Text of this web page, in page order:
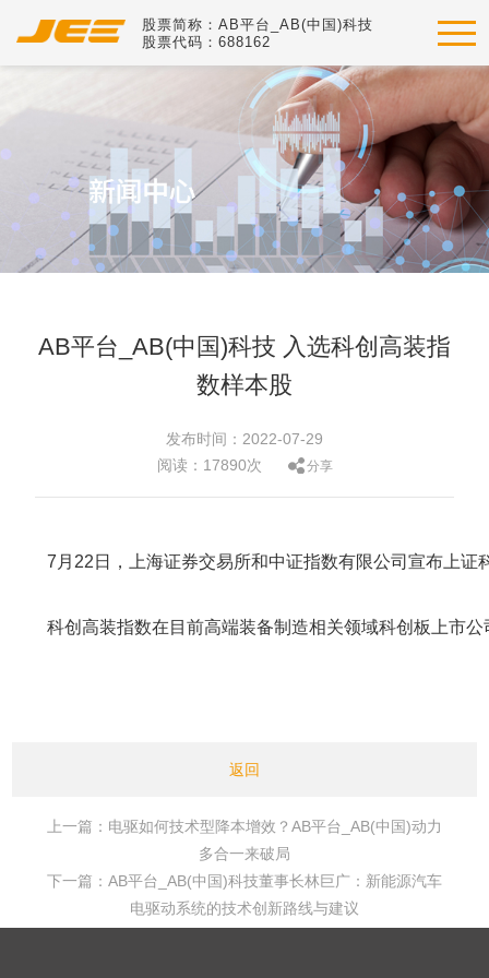
股票简称：AB平台_AB(中国)科技
股票代码：688162
AB平台_AB(中国)科技 入选科创高装指
数样本股
发布时间：2022-07-29
阅读：17890次
分享
7月22日，上海证券交易所和中证指数有限公司宣布上
科创高装指数在目前高端装备制造相关领域科创板上市
返回
上一篇：电驱如何技术型降本增效？AB平台_AB(中国)动力
多合一来破局
下一篇：AB平台_AB(中国)科技董事长林巨广：新能源汽车
电驱动系统的技术创新路线与建议